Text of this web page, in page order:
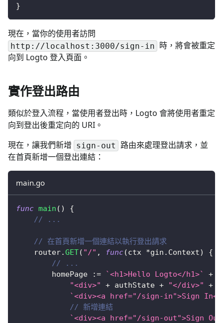
}
現在，當你的使用者訪問
http://localhost:3000/sign-in 時，將會被重定
向到 Logto 登入頁面。
實作登出路由
類似於登入流程，當使用者登出時，Logto 會將使用者重定
向到登出後重定向的 URI。
現在，讓我們新增 sign-out
路由來處理登出請求，並
在首頁新增一個登出連結：
main.go
func main ( )
{
// ...
// 在首頁新增一個連結以執行登出請求
	router
.GET( "/" , func(ctx *gin . Context)
{
// ...
		homePage
:= `<h1>Hello Logto</h1>`
+
"<div>"
+ authState + "</div>"
+
`<div><a href="/sign-in">Sign In</
// 新增連結
`<div><a href="/sign-out">Sign